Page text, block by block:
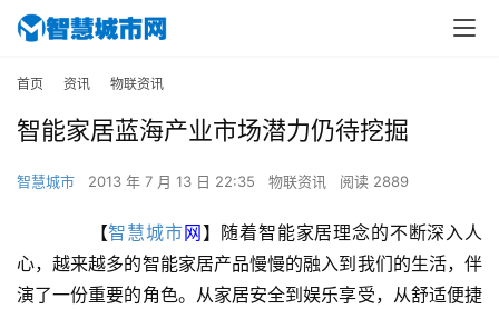
首页 资讯 物联资讯
智能家居蓝海产业市场潜力仍待挖掘
智慧城市 2013 年 7 月 13 日 22:35 物联资讯 阅读 2889
【智慧城市网】随着智能家居理念的不断深入人
心，越来越多的智能家居产品慢慢的融入到我们的生活，伴
演了一份重要的角色。从家居安全到娱乐享受，从舒适便捷